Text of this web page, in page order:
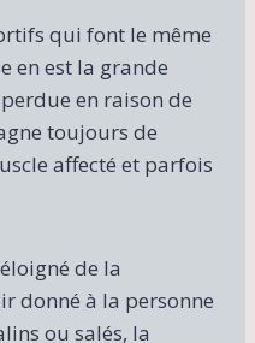
qui font le même
en est la grande
en raison de
toujours de
affecté et parfois
de la
donné à la personne
ou salés, la